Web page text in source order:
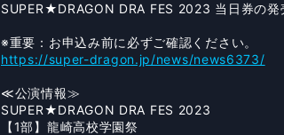
SUPER★DRAGON DRA FES 2023 当日券の発
※重要：お申込み前に必ずご確認ください。
https://super-dragon.jp/news/news6373/
≪公演情報≫
SUPER★DRAGON DRA FES 2023
【1部】龍崎高校学園祭